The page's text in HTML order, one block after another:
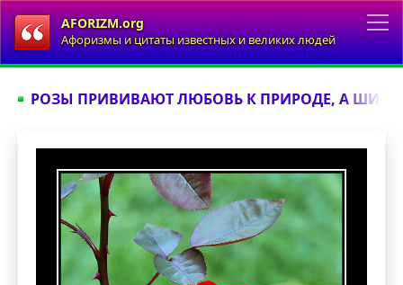
AFORIZM.org
Афоризмы и цитаты известных и великих людей
РОЗЫ ПРИВИВАЮТ ЛЮБОВЬ К ПРИРОДЕ, А